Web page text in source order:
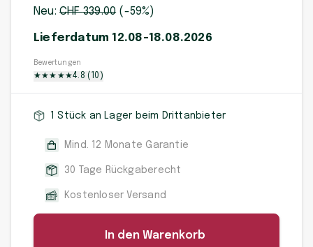
Neu:CHF339.00 (-59%)
Lieferdatum 12.08-18.08.2026
Bewertungen
★★★ ★★4.8 ( 10 )
1 Stück an Lager beim Drittanbieter
Mind. 12 Monate Garantie
30 Tage Rückgaberecht
Kostenloser Versand
In den Warenkorb